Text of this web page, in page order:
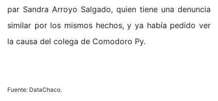
par Sandra Arroyo Salgado, quien tiene una denuncia
similar por los mismos hechos, y ya había pedido ver
la causa del colega de Comodoro Py.
Fuente: DataChaco.